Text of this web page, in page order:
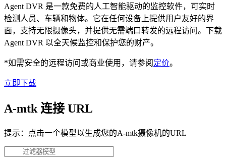
Agent DVR 是一款免费的人工智能驱动的监控软件，可实时
检测人员、车辆和物体。它在任何设备上提供用户友好的界
面，支持无限摄像头，并提供无需端口转发的远程访问。下载
Agent DVR 以全天候监控和保护您的财产。
*如需安全的远程访问或商业使用，请参阅 定价。
立即下载
A-mtk 连接 URL
提示：点击一个模型以生成您的A-mtk摄像机的URL